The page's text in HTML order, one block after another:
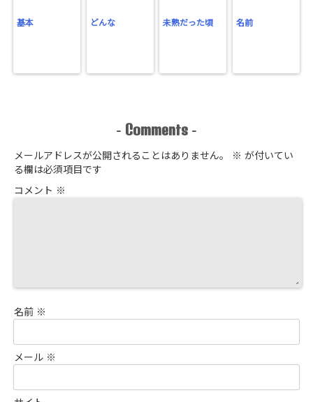
基本 どんな 未熟だった頃 名前
- Comments -
メールアドレスが公開されることはありません。 ※ が付いてい
る欄は必須項目です
コメント ※
名前 ※
メール ※